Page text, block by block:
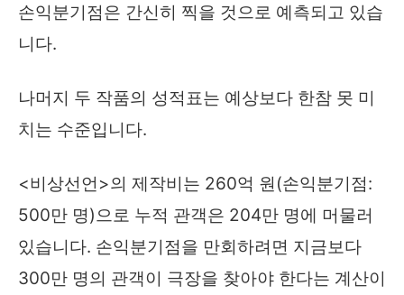
손익분기점은 간신히 찍을 것으로 예측되고 있습
니다.
나머지 두 작품의 성적표는 예상보다 한참 못 미
치는 수준입니다.
<비상선언>의 제작비는 260억 원(손익분기점:
500만 명)으로 누적 관객은 204만 명에 머물러
있습니다. 손익분기점을 만회하려면 지금보다
300만 명의 관객이 극장을 찾아야 한다는 계산이